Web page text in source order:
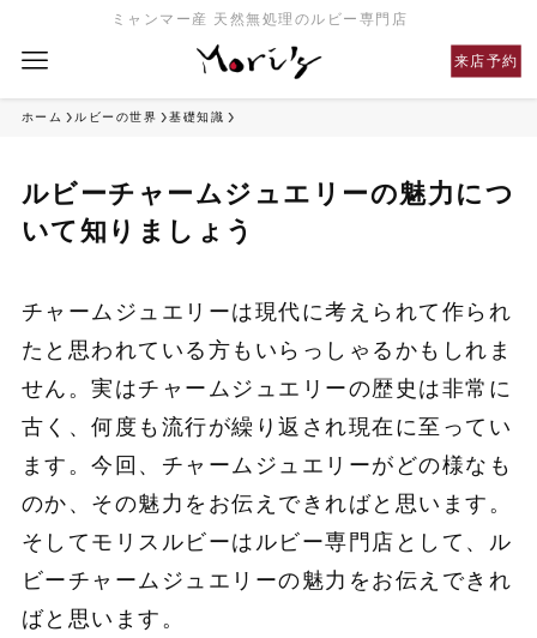
ミャンマー産 天然無処理のルビー専門店
来店予約
ホーム ルビーの世界 基礎知識
ルビーチャームジュエリーの魅力につ
いて知りましょう
チャームジュエリーは現代に考えられて作られ
たと思われている方もいらっしゃるかもしれま
せん。実はチャームジュエリーの歴史は非常に
古く、何度も流行が繰り返され現在に至ってい
ます。今回、チャームジュエリーがどの様なも
のか、その魅力をお伝えできればと思います。
そしてモリスルビーはルビー専門店として、ル
ビーチャームジュエリーの魅力をお伝えできれ
ばと思います。